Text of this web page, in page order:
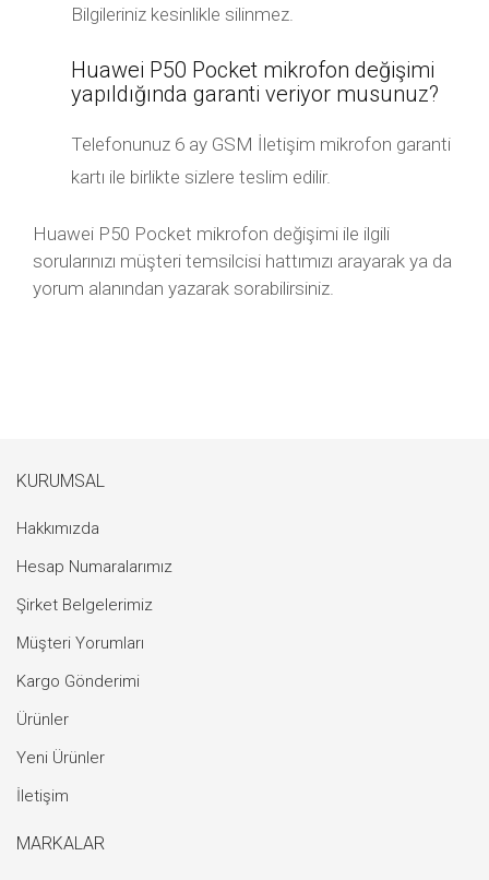
Bilgileriniz kesinlikle silinmez.
Huawei P50 Pocket mikrofon değişimi
yapıldığında garanti veriyor musunuz?
Telefonunuz 6 ay GSM İletişim mikrofon garanti
kartı ile birlikte sizlere teslim edilir.
Huawei P50 Pocket mikrofon değişimi ile ilgili
sorularınızı müşteri temsilcisi hattımızı arayarak ya da
yorum alanından yazarak sorabilirsiniz.
KURUMSAL
Hakkımızda
Hesap Numaralarımız
Şirket Belgelerimiz
Müşteri Yorumları
Kargo Gönderimi
Ürünler
Yeni Ürünler
İletişim
MARKALAR